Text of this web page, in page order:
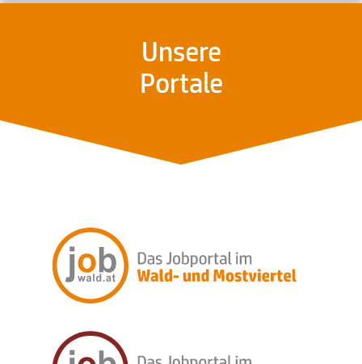
Unsere
Portale